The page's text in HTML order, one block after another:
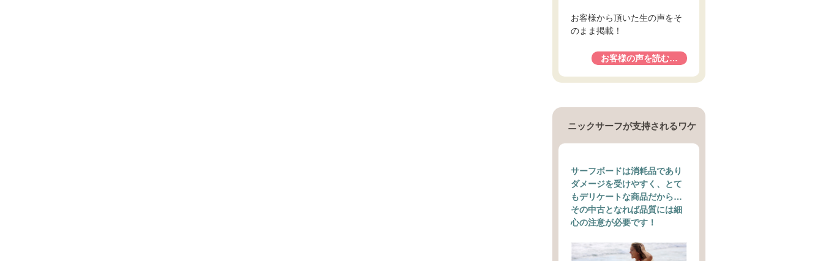
お客様から頂いた生の声をそ
のまま掲載！
お客様の声を読む…
ニックサーフが支持されるワケ
サーフボードは消耗品であり
ダメージを受けやすく、とて
もデリケートな商品だから…
その中古となれば品質には細
心の注意が必要です！